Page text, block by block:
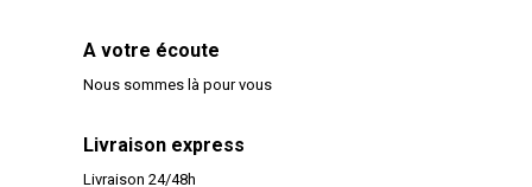
A votre écoute
Nous sommes là pour vous
Livraison express
Livraison 24/48h